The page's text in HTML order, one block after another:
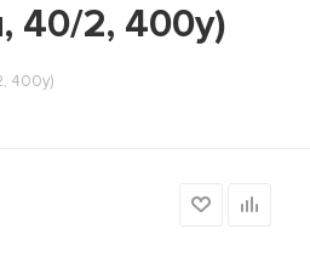
40/2, 400y)
400y)